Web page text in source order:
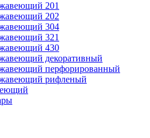
201
202
304
321
430
декоративный
перфорированный
рифленый